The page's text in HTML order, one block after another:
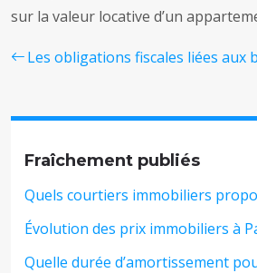
sur la valeur locative d’un
Les obligations fiscales liées aux
Fraîchement publiés
Quels courtiers immobiliers
Évolution des prix immobiliers à
Quelle durée d’amortissement